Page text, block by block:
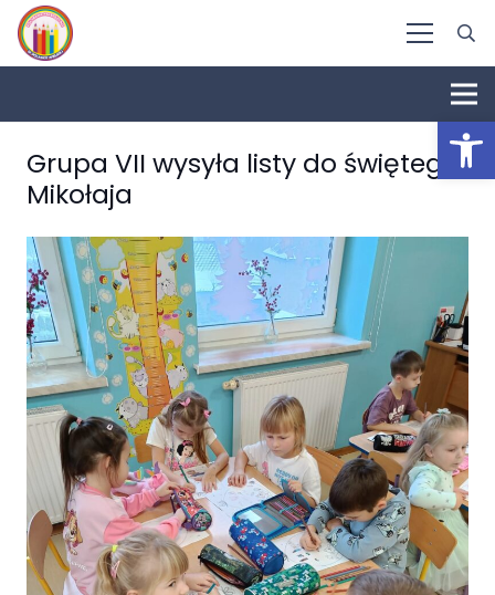
Grupa VII wysyła listy do świętego
Mikołaja